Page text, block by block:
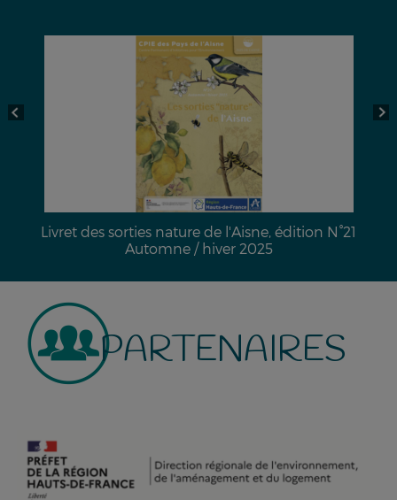
Livret des sorties nature de l'Aisne, édition N°21
Automne / hiver 2025
PARTENAIRES